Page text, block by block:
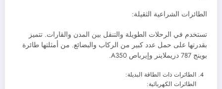
الطائرات الشراعية الثقيلة:
تستخدم في الرحلات الطويلة والتنقل بين المدن والقارات. تتميز
بقدرتها على حمل عدد كبير من الركاب والبضائع. من أمثلتها طائرة
بوينج 787 دريملاينر وإيرباص A350.
الطائرات ذات الطاقة البديلة:
الطائرات الكهربائية: